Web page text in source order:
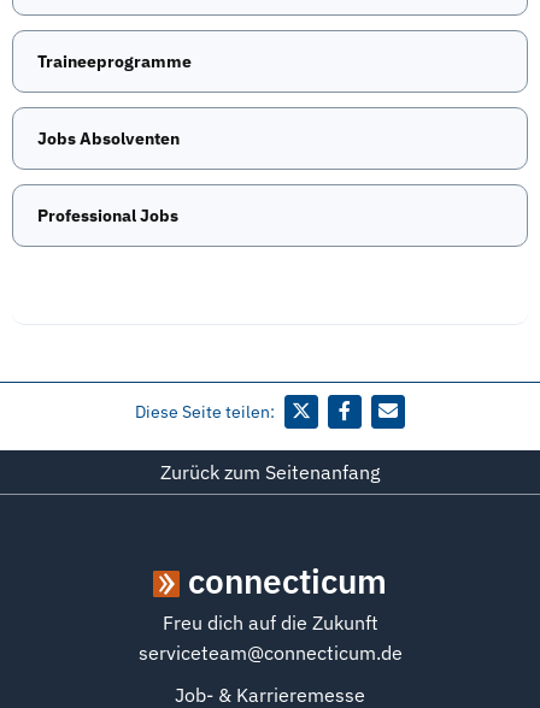
Traineeprogramme
Jobs Absolventen
Professional Jobs
Diese Seite teilen:
Zurück zum Seitenanfang
connecticum
Freu dich auf die Zukunft
serviceteam@connecticum.de
Job- & Karrieremesse